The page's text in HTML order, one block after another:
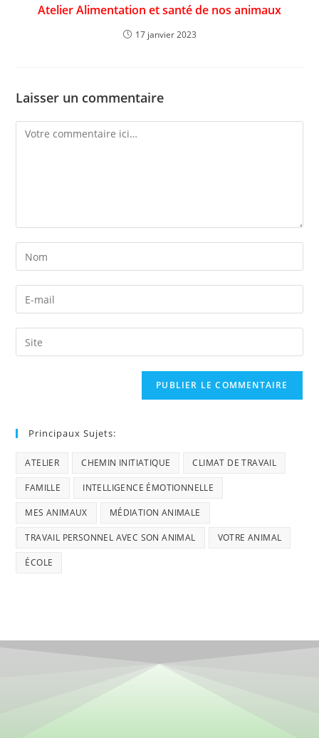
Atelier Alimentation et santé de nos animaux
17 janvier 2023
Laisser un commentaire
Principaux Sujets:
ATELIER CHEMIN INITIATIQUE CLIMAT DE TRAVAIL
FAMILLE INTELLIGENCE ÉMOTIONNELLE
MES ANIMAUX MÉDIATION ANIMALE
TRAVAIL PERSONNEL AVEC SON ANIMAL VOTRE ANIMAL
ÉCOLE